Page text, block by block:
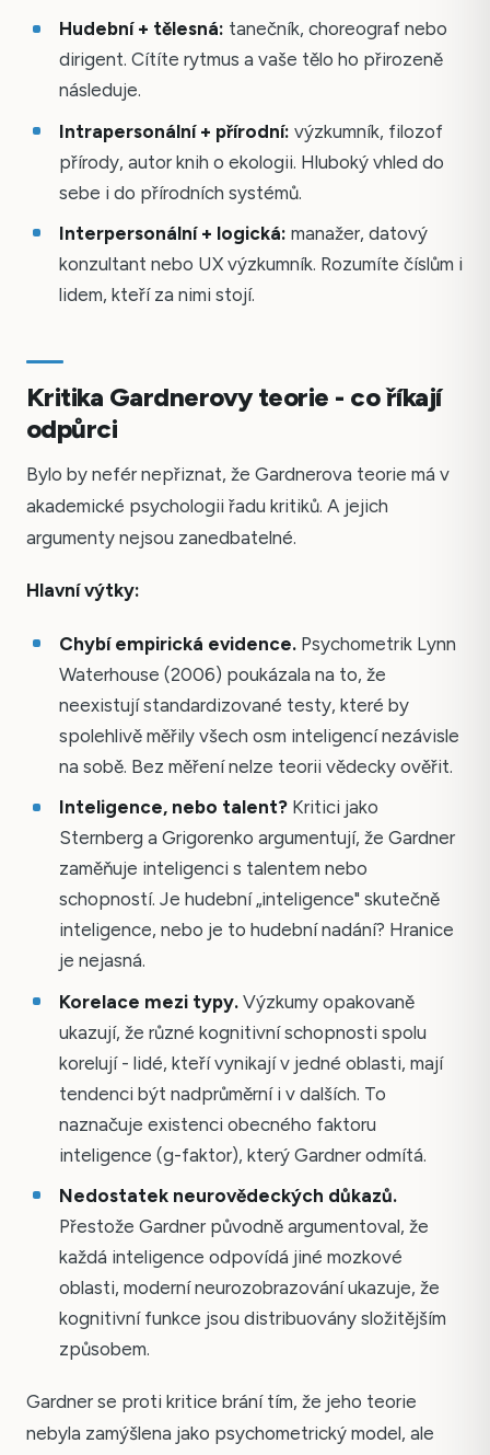
Hudební + tělesná: tanečník, choreograf nebo
dirigent. Cítíte rytmus a vaše tělo ho přirozeně
následuje.
Intrapersonální + přírodní: výzkumník, filozof
přírody, autor knih o ekologii. Hluboký vhled do
sebe i do přírodních systémů.
Interpersonální + logická: manažer, datový
konzultant nebo UX výzkumník. Rozumíte číslům i
lidem, kteří za nimi stojí.
Kritika Gardnerovy teorie - co říkají
odpůrci
Bylo by nefér nepřiznat, že Gardnerova teorie má v
akademické psychologii řadu kritiků. A jejich
argumenty nejsou zanedbatelné.
Hlavní výtky:
Chybí empirická evidence.Psychometrik Lynn
Waterhouse (2006) poukázala na to, že
neexistují standardizované testy, které by
spolehlivě měřily všech osm inteligencí nezávisle
na sobě. Bez měření nelze teorii vědecky ověřit.
Inteligence, nebo talent?Kritici jako
Sternberg a Grigorenko argumentují, že Gardner
zaměňuje inteligenci s talentem nebo
schopností. Je hudební „inteligence" skutečně
inteligence, nebo je to hudební nadání? Hranice
je nejasná.
Korelace mezi typy.Výzkumy opakovaně
ukazují, že různé kognitivní schopnosti spolu
korelují - lidé, kteří vynikají v jedné oblasti, mají
tendenci být nadprůměrní i v dalších. To
naznačuje existenci obecného faktoru
inteligence (g-faktor), který Gardner odmítá.
Nedostatek neurovědeckých důkazů.
Přestože Gardner původně argumentoval, že
každá inteligence odpovídá jiné mozkové
oblasti, moderní neurozobrazování ukazuje, že
kognitivní funkce jsou distribuovány složitějším
způsobem.
Gardner se proti kritice brání tím, že jeho teorie
nebyla zamýšlena jako psychometrický model, ale